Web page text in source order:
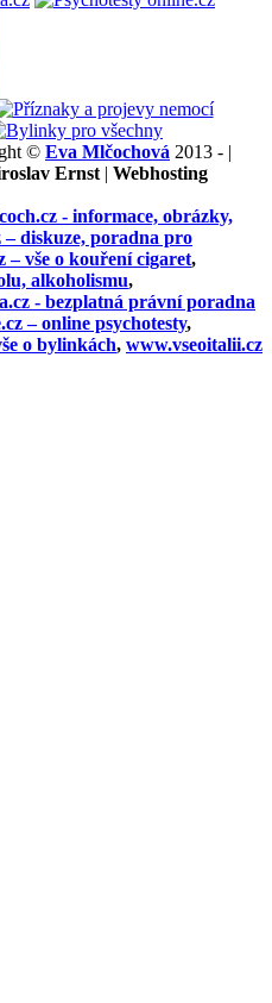
© Eva Mlčochová 2013 - |
Ernst | Webhosting
- informace, obrázky,
–diskuze, poradna pro
– vše o kouření cigaret,
alkoholismu,
- bezplatná právní poradna
–online psychotesty,
o bylinkách, www.vseoitalii.cz